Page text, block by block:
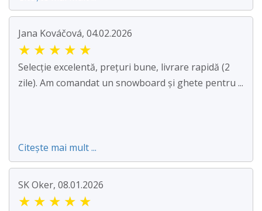
Jana Kováčová, 04.02.2026
★ ★ ★ ★ ★
Selecție excelentă, prețuri bune, livrare rapidă (2
zile). Am comandat un snowboard și ghete pentru ...
Citește mai mult ...
SK Oker, 08.01.2026
★ ★ ★ ★ ★